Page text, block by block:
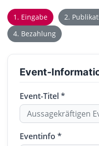
1. Eingabe 2.
4. Bezahlung
Event-
Event-Titel *
Eventinfo *